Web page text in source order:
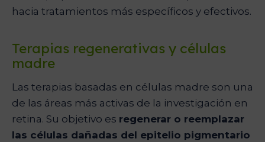
hacia tratamientos más específicos y efectivos.
Terapias regenerativas y células
madre
Las terapias basadas en células madre son una
de las áreas más activas de la investigación en
retina. Su objetivo es regenerar o reemplazar
las células dañadas del epitelio pigmentario